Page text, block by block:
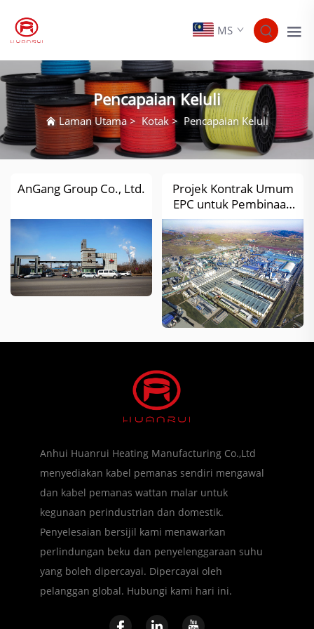
MS
Pencapaian Keluli
Laman Utama> Kotak> Pencapaian Keluli
AnGang Group Co., Ltd.
Projek Kontrak Umum
EPC untuk Pembinaan
Kabinet Gas Relau Bagi
Kuasa Pengeluaran
300000 m3 Baru (Jenis
POC)
Anhui Huanrui Heating Manufacturing Co.,Ltd
menyediakan kabel pemanas sendiri mengawal
dan kabel pemanas wattan malar untuk
kegunaan perindustrian dan domestik.
Penyelesaian bersijil kami menawarkan
perlindungan beku dan penyelenggaraan suhu
yang boleh dipercayai. Dipercayai oleh
pelanggan global. Hubungi kami hari ini.